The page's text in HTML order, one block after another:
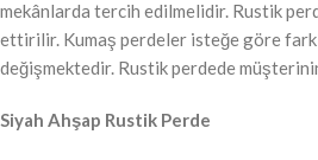
mekânlarda tercih edilmelidir. Rustik
ettirilir. Kumaş perdeler isteğe göre
değişmektedir. Rustik perdede
Siyah Ahşap Rustik Perde